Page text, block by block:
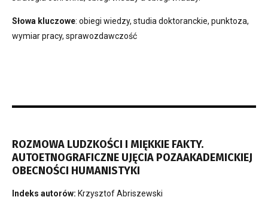
Słowa kluczowe: obiegi wiedzy, studia doktoranckie, punktoza,
wymiar pracy, sprawozdawczość
ROZMOWA LUDZKOŚCI I MIĘKKIE FAKTY.
AUTOETNOGRAFICZNE UJĘCIA POZAAKADEMICKIEJ
OBECNOŚCI HUMANISTYKI
Indeks autorów: Krzysztof Abriszewski